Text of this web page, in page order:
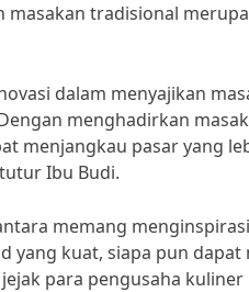
tradisional
dalam menyajikan
menghadirkan
menjangkau pasar yang
Ibu Budi.
memang
yang kuat, siapa pun
para pengusaha